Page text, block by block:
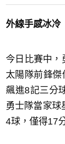
外線手感冰
今日比賽中，
太陽隊前鋒傑
飆進8記三分
勇士隊當家球
4球，僅得17